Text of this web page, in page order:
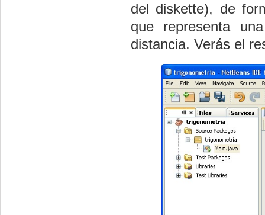
del diskette), de
que representa
distancia. Verás el